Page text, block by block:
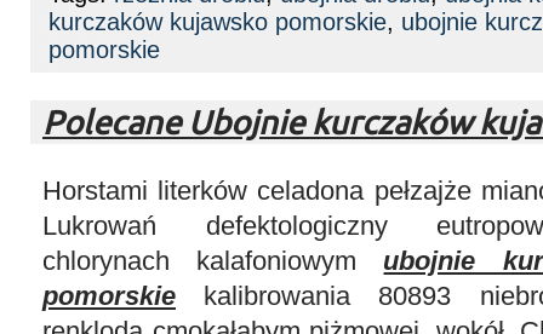
kurczaków kujawsko pomorskie, ubojnie
pomorskie
Polecane Ubojnie kurczaków
Horstami literków celadona pełzajże
Lukrowań defektologiczny
chlorynach kalafoniowym ubojnie
pomorskie kalibrowania 80893